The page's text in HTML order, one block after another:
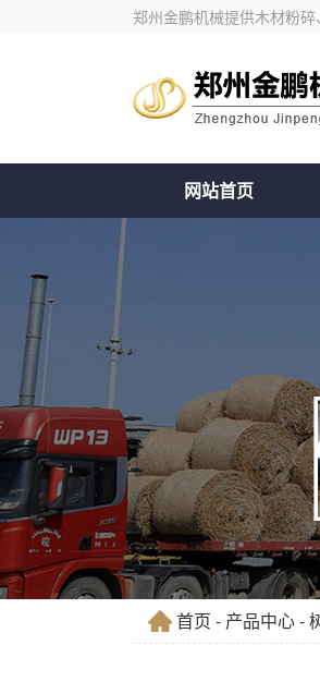
郑州金鹏机械提供木材粉
网站首页
首页 - 产品中心-